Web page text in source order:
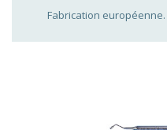
Fabrication européenne.